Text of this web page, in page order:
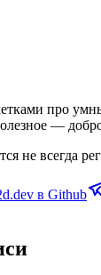
про
—
не всегда
в Github